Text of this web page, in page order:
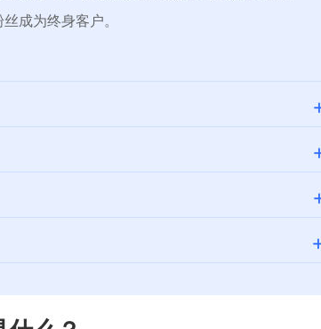
成为终身客户。
，进行精细化的人群运营，并通过客户全生
到满意，甚至愿意推荐给身边的亲朋好友，
立可持续的客户关系，并培养他们成为你的
做私域的目的正是如何触达并维护好这
互联网为依托，通过运用大数据、人工智能